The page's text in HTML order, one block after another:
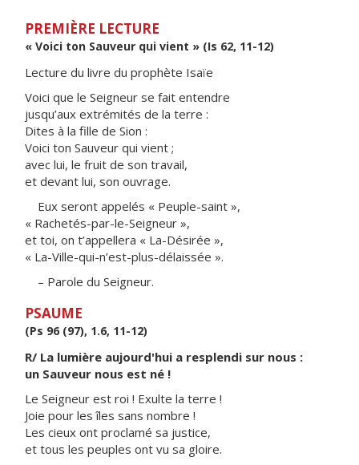
PREMIÈRE LECTURE
« Voici ton Sauveur qui vient » (Is 62, 11-12)
Lecture du livre du prophète Isaïe
Voici que le Seigneur se fait entendre
jusqu’aux extrémités de la terre :
Dites à la fille de Sion :
Voici ton Sauveur qui vient ;
avec lui, le fruit de son travail,
et devant lui, son ouvrage.
Eux seront appelés « Peuple-saint »,
« Rachetés-par-le-Seigneur »,
et toi, on t’appellera « La-Désirée »,
« La-Ville-qui-n’est-plus-délaissée ».
– Parole du Seigneur.
PSAUME
(Ps 96 (97), 1.6, 11-12)
R/ La lumière aujourd'hui a resplendi sur nous :
un Sauveur nous est né !
Le Seigneur est roi ! Exulte la terre !
Joie pour les îles sans nombre !
Les cieux ont proclamé sa justice,
et tous les peuples ont vu sa gloire.